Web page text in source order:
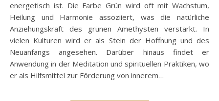
energetisch ist. Die Farbe Grün wird oft mit Wachstum,
Heilung und Harmonie assoziiert, was die natürliche
Anziehungskraft des grünen Amethysten verstärkt. In
vielen Kulturen wird er als Stein der Hoffnung und des
Neuanfangs angesehen. Darüber hinaus findet er
Anwendung in der Meditation und spirituellen Praktiken, wo
er als Hilfsmittel zur Förderung von innerem…